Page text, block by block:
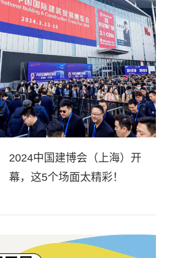
2024中国建博会（上海）开
幕，这5个场面太精彩！